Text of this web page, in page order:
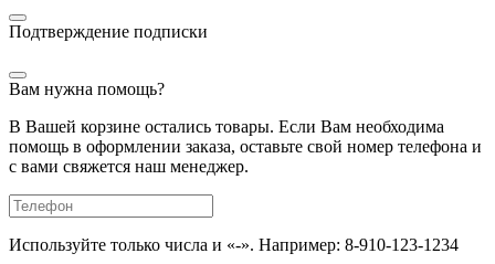
Подтверждение подписки
Вам нужна помощь?
В Вашей корзине остались товары. Если Вам необходима
помощь в оформлении заказа, оставьте свой номер телефона и
с вами свяжется наш менеджер.
Используйте только числа и «-». Например: 8-910-123-1234